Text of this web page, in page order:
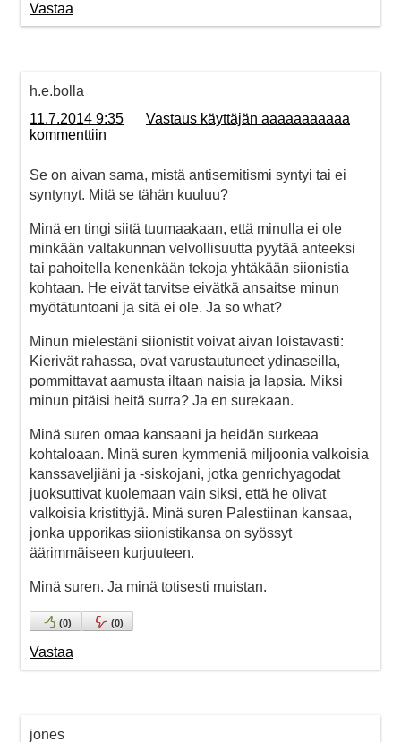
Vastaa
h.e.bolla
11.7.2014 9:35
Vastaus käyttäjän aaaaaaaaaaa
kommenttiin
Se on aivan sama, mistä antisemitismi syntyi tai ei
syntynyt. Mitä se tähän kuuluu?
Minä en tingi siitä tuumaakaan, että minulla ei ole
minkään valtakunnan velvollisuutta pyytää anteeksi
tai pahoitella kenenkään tekoja yhtäkään siionistia
kohtaan. He eivät tarvitse eivätkä ansaitse minun
myötätuntoani ja sitä ei ole. Ja so what?
Minun mielestäni siionistit voivat aivan loistavasti:
Kierivät rahassa, ovat varustautuneet ydinaseilla,
pommittavat aamusta iltaan naisia ja lapsia. Miksi
minun pitäisi heitä surra? Ja en surekaan.
Minä suren omaa kansaani ja heidän surkeaa
kohtaloaan. Minä suren kymmeniä miljoonia valkoisia
kanssaveljiäni ja -siskojani, jotka genrichyagodat
juoksuttivat kuolemaan vain siksi, että he olivat
valkoisia kristittyjä. Minä suren Palestiinan kansaa,
jonka upporikas siionistikansa on syössyt
äärimmäiseen kurjuuteen.
Minä suren. Ja minä totisesti muistan.
(0) (0)
Vastaa
jones